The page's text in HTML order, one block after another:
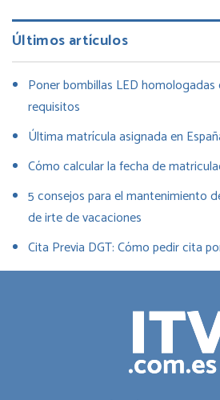
Últimos artículos
Poner bombillas LED
requisitos
Última matrícula asignada en
Cómo calcular la fecha de
5 consejos para el mantenimiento
de irte de vacaciones
Cita Previa DGT: Cómo pedir cita